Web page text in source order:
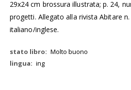
29x24 cm brossura illustrata; p. 24,
progetti. Allegato alla rivista Abitare
italiano/inglese.
Molto buono
ing